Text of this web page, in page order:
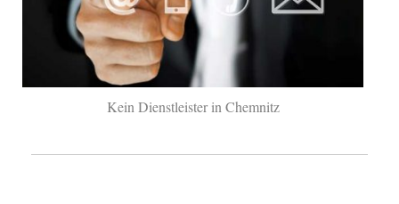
Kein Dienstleister in Chemnitz